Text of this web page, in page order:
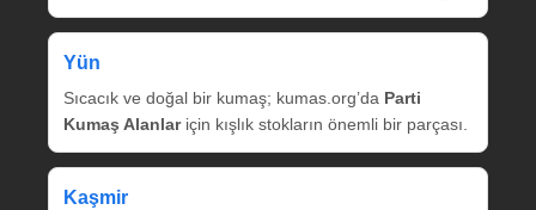
Yün
Sıcacık ve doğal bir kumaş; kumas.org’da Parti
Kumaş Alanlariçin kışlık stokların önemli bir parçası.
Kaşmir